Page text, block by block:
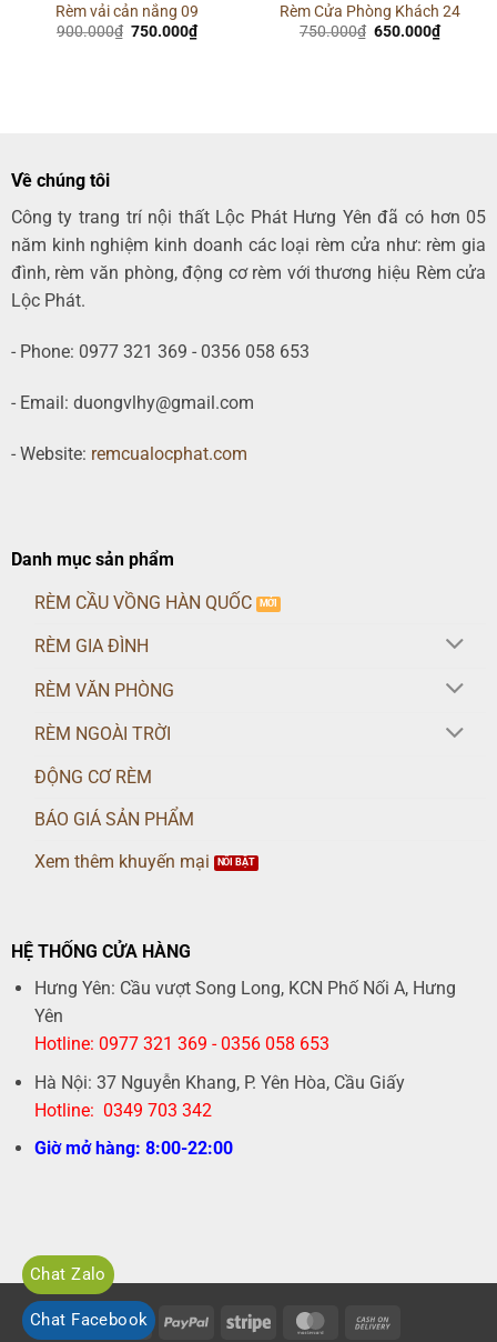
Rèm vải cản nắng 09
900.000₫ Giá
750.000₫Giá
hiện
Rèm Cửa Phòng Khách 24
750.000₫ Giá
650.000₫Giá
hiện
Về chúng tôi
Công ty trang trí nội thất Lộc Phát Hưng Yên đã có hơn 05
năm kinh nghiệm kinh doanh các loại rèm cửa như: rèm gia
đình, rèm văn phòng, động cơ rèm với thương hiệu Rèm cửa
Lộc Phát.
- Phone: 0977 321 369 - 0356 058 653
- Email: duongvlhy@gmail.com
- Website: remcualocphat.com
Danh mục sản phẩm
RÈM CẦU VỒNG HÀN QUỐC
RÈM GIA ĐÌNH
RÈM VĂN PHÒNG
RÈM NGOÀI TRỜI
ĐỘNG CƠ RÈM
BÁO GIÁ SẢN PHẨM
Xem thêm khuyến mại
HỆ THỐNG CỬA HÀNG
Hưng Yên: Cầu vượt Song Long, KCN Phố Nối A, Hưng
Yên
Hotline: 0977 321 369 - 0356 058 653
Hà Nội: 37 Nguyễn Khang, P. Yên Hòa, Cầu Giấy
Hotline: 0349 703 342
Giờ mở hàng: 8:00-22:00
Visa PayPal Stripe MasterCard
Chat Zalo
Chat Facebook